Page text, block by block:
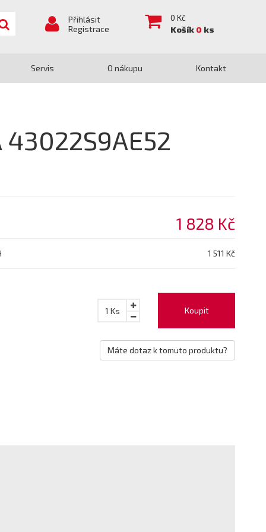
Přihlásit
Registrace
0 Kč
Košík 0 ks
Servis O nákupu Kontakt
1 828 Kč
1 511 Kč
Koupit
1 Ks
Máte dotaz k tomuto produktu?